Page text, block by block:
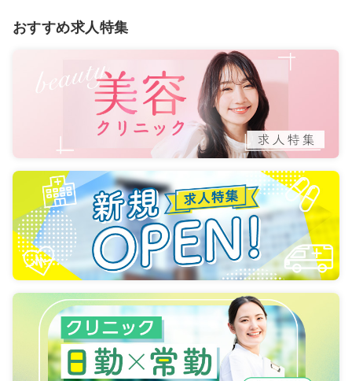
おすすめ求人特集